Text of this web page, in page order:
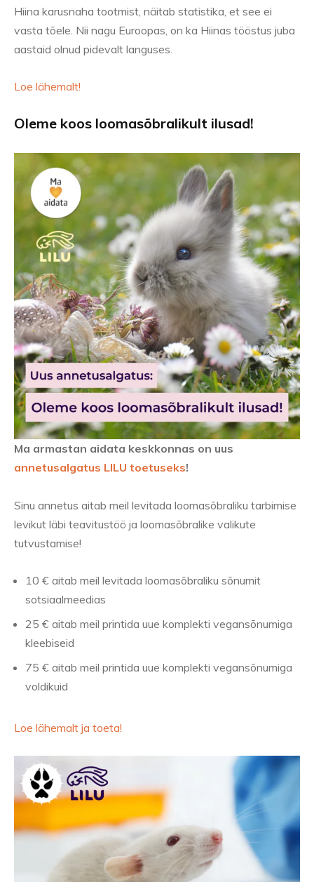
Hiina karusnaha tootmist, näitab statistika, et see ei
vasta tõele. Nii nagu Euroopas, on ka Hiinas tööstus juba
aastaid olnud pidevalt languses.
Loe lähemalt!
Oleme koos loomasõbralikult ilusad!
Ma armastan aidata keskkonnas on uus
annetusalgatus LILU toetuseks!
Sinu annetus aitab meil levitada loomasõbraliku tarbimise
levikut läbi teavitustöö ja loomasõbralike valikute
tutvustamise!
10 € aitab meil levitada loomasõbraliku sõnumit
sotsiaalmeedias
25 € aitab meil printida uue komplekti vegansõnumiga
kleebiseid
75 € aitab meil printida uue komplekti vegansõnumiga
voldikuid
Loe lähemalt ja toeta!